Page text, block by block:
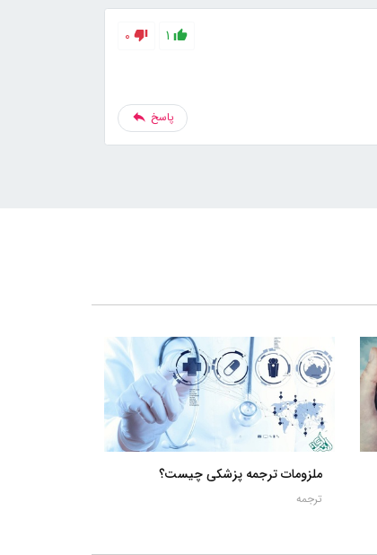
1
0
پاسخ
ملزومات ترجمه پزشکی چیست؟
ترجمه